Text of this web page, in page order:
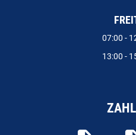
07:00 -
13:00 -